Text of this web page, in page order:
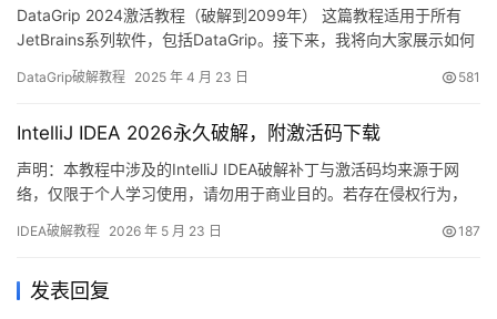
DataGrip 2024激活教程（破解到2099年） 这篇教程适用于所有
JetBrains系列软件，包括DataGrip。接下来，我将向大家展示如何
法，你不仅能轻松激活最新版本，也能适用于旧版本的激活。 首
活，且有效期延续至…
DataGrip破解教程 2025 年 4 月 23 日 581
IntelliJ IDEA 2026永久破解，附激活码下载
声明：本教程中涉及的IntelliJ IDEA破解补丁与激活码均来源于网
络，仅限于个人学习使用，请勿用于商业目的。若存在侵权行为，
购买官方正版软件！ IntelliJ IDEA是由JetBrains公司开发的一款功
统。本文将为你详细…
IDEA破解教程 2026 年 5 月 23 日 187
发表回复